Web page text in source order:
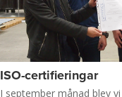
ISO-certifieringar
I september månad blev